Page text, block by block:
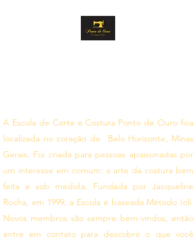
A Escola de Corte e Costura Ponto de Ouro fica
localizada no coração de Belo Horizonte, Minas
Gerais. Foi criada para pessoas apaixonadas por
um interesse em comum: a arte da costura bem
feita e sob medida. Fundada por Jacqueline
Rocha, em 1999, a Escola é baseada Método Ioli.
Novos membros são sempre bem-vindos, então
entre em contato para descobrir o que você